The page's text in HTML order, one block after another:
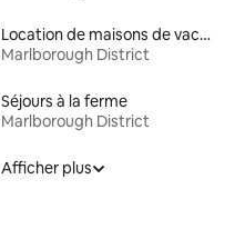
Location de maisons de vacances
Marlborough District
Séjours à la ferme
Marlborough District
Afficher plus